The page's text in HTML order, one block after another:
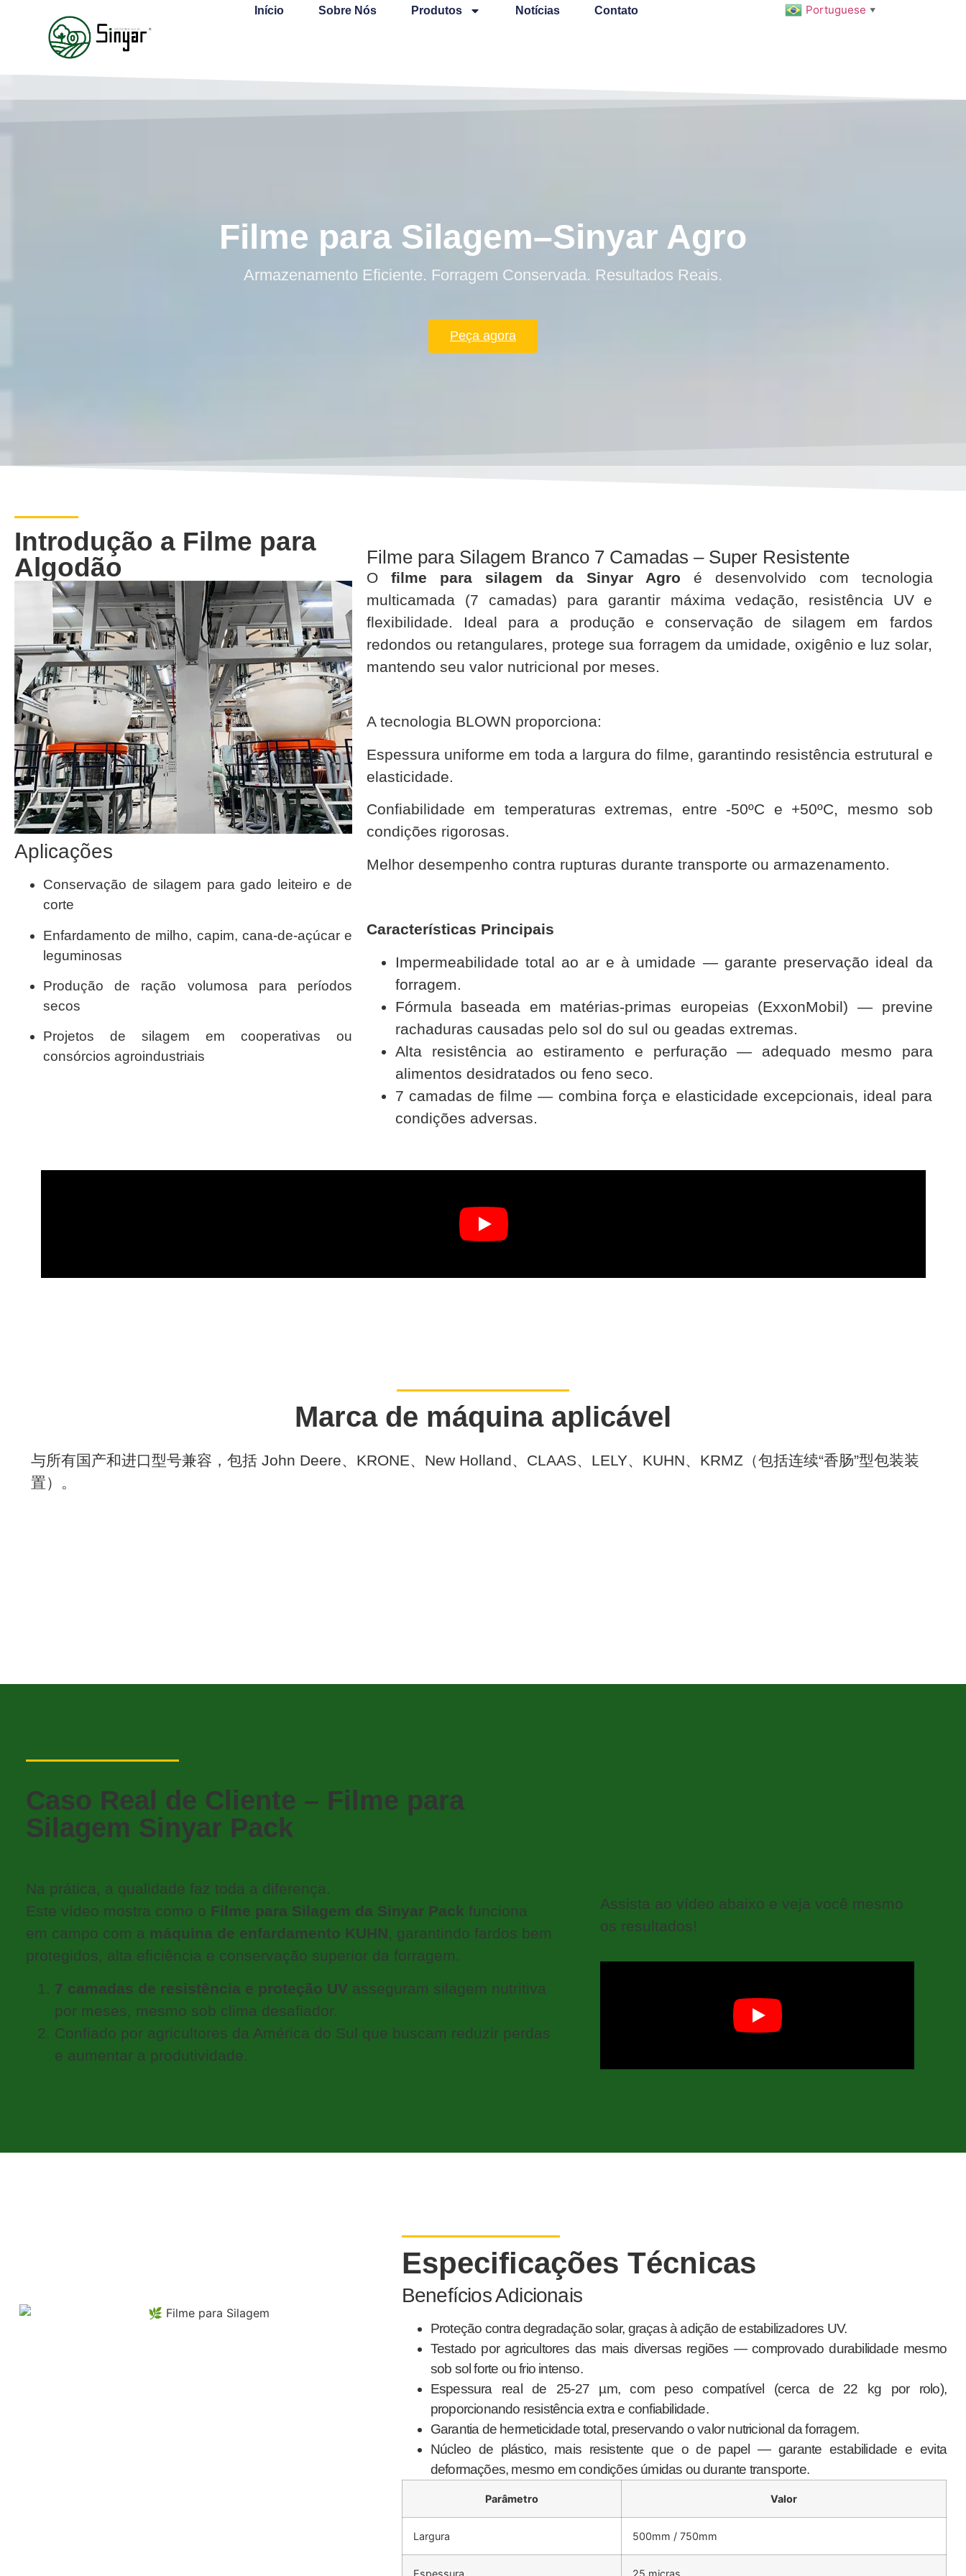
Início Sobre Nós Produtos Notícias Contato Portuguese ▼
Filme para Silagem–Sinyar Agro
Armazenamento Eficiente. Forragem Conservada. Resultados Reais.
Peça agora
Introdução a Filme para
Algodão
Aplicações
Conservação de silagem para gado leiteiro e de
corte
Enfardamento de milho, capim, cana-de-açúcar e
leguminosas
Produção de ração volumosa para períodos
secos
Projetos de silagem em cooperativas ou
consórcios agroindustriais
Filme para Silagem Branco 7 Camadas – Super Resistente
O filme para silagem da Sinyar Agro é desenvolvido com tecnologia
multicamada (7 camadas) para garantir máxima vedação, resistência UV e
flexibilidade. Ideal para a produção e conservação de silagem em fardos
redondos ou retangulares, protege sua forragem da umidade, oxigênio e luz solar,
mantendo seu valor nutricional por meses.
A tecnologia BLOWN proporciona:
Espessura uniforme em toda a largura do filme, garantindo resistência estrutural e
elasticidade.
Confiabilidade em temperaturas extremas, entre -50ºC e +50ºC, mesmo sob
condições rigorosas.
Melhor desempenho contra rupturas durante transporte ou armazenamento.
Características Principais
Impermeabilidade total ao ar e à umidade — garante preservação ideal da
forragem.
Fórmula baseada em matérias-primas europeias (ExxonMobil) — previne
rachaduras causadas pelo sol do sul ou geadas extremas.
Alta resistência ao estiramento e perfuração — adequado mesmo para
alimentos desidratados ou feno seco.
7 camadas de filme — combina força e elasticidade excepcionais, ideal para
condições adversas.
Marca de máquina aplicável
与所有国产和进口型号兼容，包括 John Deere、KRONE、New Holland、CLAAS、LELY、KUHN、KRMZ（包括连续“香肠”型包装装
置）。
Caso Real de Cliente – Filme para
Silagem Sinyar Pack
Na prática, a qualidade faz toda a diferença.
Este vídeo mostra como o Filme para Silagem da Sinyar Pack funciona
em campo com a máquina de enfardamento KUHN, garantindo fardos bem
protegidos, alta eficiência e conservação superior da forragem.
7 camadas de resistência e proteção UV asseguram silagem nutritiva
por meses, mesmo sob clima desafiador.
Confiado por agricultores da América do Sul que buscam reduzir perdas
e aumentar a produtividade.
Assista ao vídeo abaixo e veja você mesmo
os resultados!
Especificações Técnicas
Benefícios Adicionais
Proteção contra degradação solar, graças à adição de estabilizadores UV.
Testado por agricultores das mais diversas regiões — comprovado durabilidade mesmo
sob sol forte ou frio intenso.
Espessura real de 25-27 µm, com peso compatível (cerca de 22 kg por rolo),
proporcionando resistência extra e confiabilidade.
Garantia de hermeticidade total, preservando o valor nutricional da forragem.
Núcleo de plástico, mais resistente que o de papel — garante estabilidade e evita
deformações, mesmo em condições úmidas ou durante transporte.
Parâmetro Valor
Largura 500mm / 750mm
Espessura 25 micras